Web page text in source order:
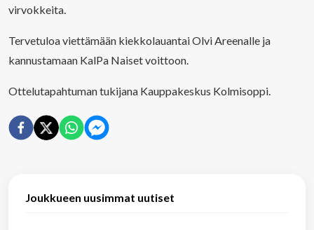
virvokkeita.
Tervetuloa viettämään kiekkolauantai Olvi Areenalle ja
kannustamaan KalPa Naiset voittoon.
Ottelutapahtuman tukijana Kauppakeskus Kolmisoppi.
Joukkueen uusimmat uutiset